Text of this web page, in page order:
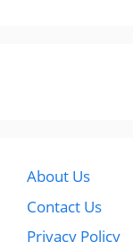
About Us
Contact Us
Privacy Policy